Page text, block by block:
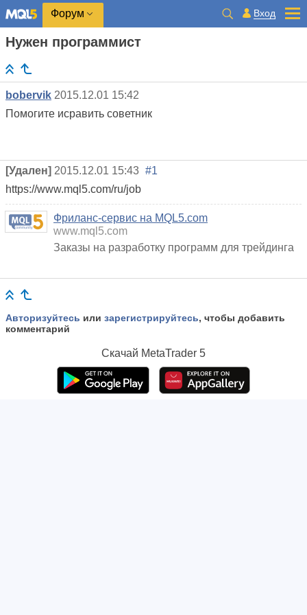
Форум Вход
Нужен программист
bobervik 2015.12.01 15:42
Помогите исравить советник
[Удален] 2015.12.01 15:43 #1
https://www.mql5.com/ru/job
Фриланс-сервис на MQL5.com
www.mql5.com
Заказы на разработку программ для трейдинга
Авторизуйтесь или зарегистрируйтесь, чтобы добавить
комментарий
Скачай MetaTrader 5